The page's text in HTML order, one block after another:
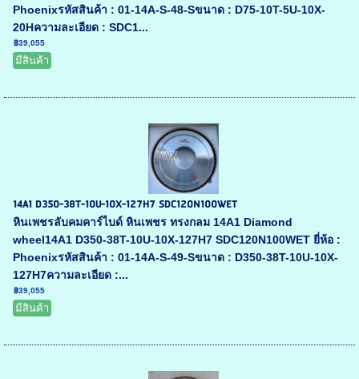
Phoenixรหัสสินค้า : 01-14A-S-48-Sขนาด : D75-10T-5U-10X-
20Hความละเอียด : SDC1...
฿39,055
มีสินค้า
14A1 D350-38T-10U-10X-127H7 SDC120N100WET
หินเพชรลับคมคาร์ไบด์ หินเพชร ทรงกลม 14A1 Diamond
wheel14A1 D350-38T-10U-10X-127H7 SDC120N100WET ยี่ห้อ :
Phoenixรหัสสินค้า : 01-14A-S-49-Sขนาด : D350-38T-10U-10X-
127H7ความละเอียด :...
฿39,055
มีสินค้า